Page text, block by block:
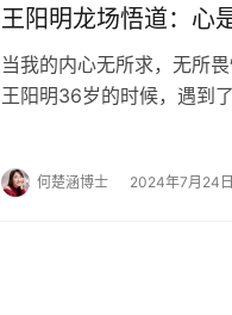
王阳明龙场悟道：心
当我的内心无所求，无所
王阳明36岁的时候，遇到
何楚涵博士 2024年7月24日